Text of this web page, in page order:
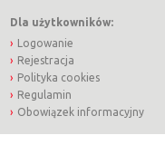
Dla użytkowników:
Logowanie
Rejestracja
Polityka cookies
Regulamin
Obowiązek informacyjny